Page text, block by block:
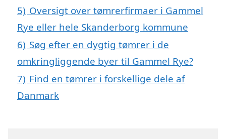
5) Oversigt over tømrerfirmaer i Gammel
Rye eller hele Skanderborg kommune
6) Søg efter en dygtig tømrer i de
omkringliggende byer til Gammel Rye?
7) Find en tømrer i forskellige dele af
Danmark